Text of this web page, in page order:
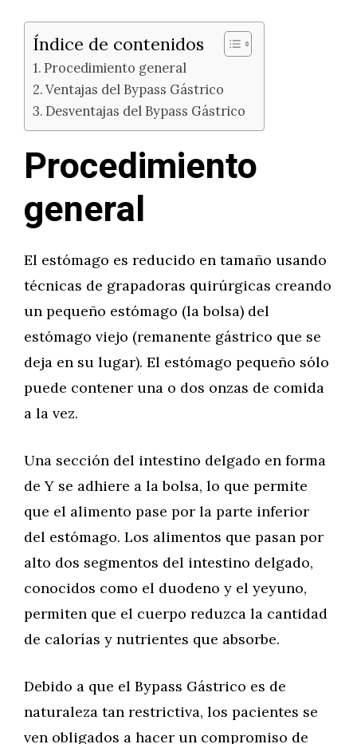
Índice de contenidos
Procedimiento general
Ventajas del Bypass Gástrico
Desventajas del Bypass Gástrico
Procedimiento
general
El estómago es reducido en tamaño usando
técnicas de grapadoras quirúrgicas creando
un pequeño estómago (la bolsa) del
estómago viejo (remanente gástrico que se
deja en su lugar). El estómago pequeño sólo
puede contener una o dos onzas de comida
a la vez.
Una sección del intestino delgado en forma
de Y se adhiere a la bolsa, lo que permite
que el alimento pase por la parte inferior
del estómago. Los alimentos que pasan por
alto dos segmentos del intestino delgado,
conocidos como el duodeno y el yeyuno,
permiten que el cuerpo reduzca la cantidad
de calorías y nutrientes que absorbe.
Debido a que el Bypass Gástrico es de
naturaleza tan restrictiva, los pacientes se
ven obligados a hacer un compromiso de